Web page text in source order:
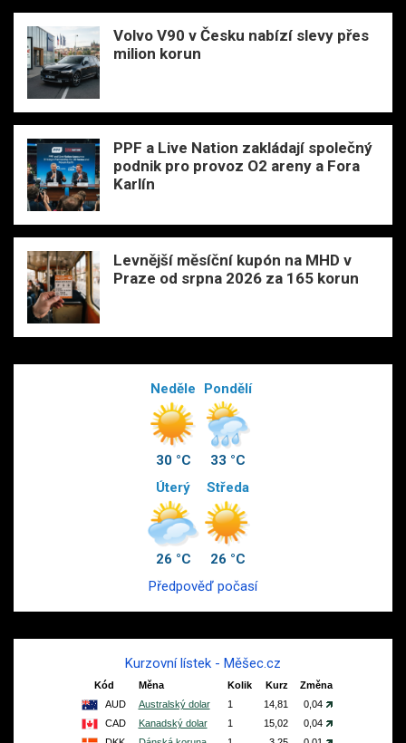
Volvo V90 v Česku nabízí slevy přes
milion korun
PPF a Live Nation zakládají společný
podnik pro provoz O2 areny a Fora
Karlín
Levnější měsíční kupón na MHD v
Praze od srpna 2026 za 165 korun
Neděle
30 °C
Pondělí
33 °C
Úterý
26 °C
Středa
26 °C
Předpověď počasí
Kurzovní lístek - Měšec.cz